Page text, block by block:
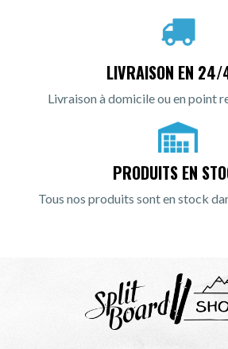
LIVRAISON EN
Livraison à domicile ou en point
PRODUITS EN
Tous nos produits sont en stock